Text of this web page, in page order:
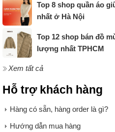
Top 8 shop quần áo
nhất ở Hà Nội
Top 12 shop bán đồ
lượng nhất TPHCM
Xem tất cả
Hỗ trợ khách hàng
Hàng có sẵn, hàng order là gì?
Hướng dẫn mua hàng